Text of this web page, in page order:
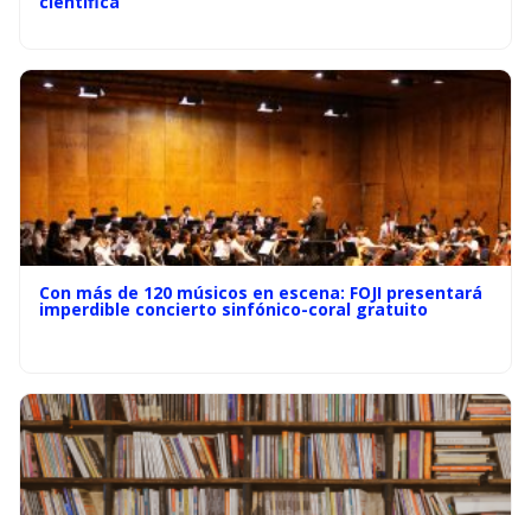
Con más de 120 músicos en escena: FOJI presentará
imperdible concierto sinfónico-coral gratuito